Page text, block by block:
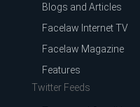
Blogs and Articles
Facelaw Internet TV
Facelaw Magazine
Features
Twitter Feeds